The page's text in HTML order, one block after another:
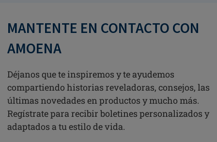
MANTENTE EN CONTACTO CON
AMOENA
Déjanos que te inspiremos y te ayudemos
compartiendo historias reveladoras, consejos, las
últimas novedades en productos y mucho más.
Regístrate para recibir boletines personalizados y
adaptados a tu estilo de vida.